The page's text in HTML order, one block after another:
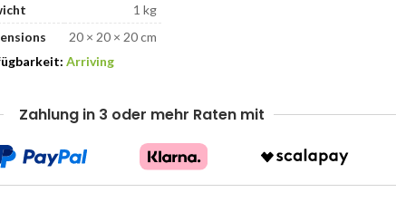
1 kg
20 × 20 × 20 cm
Arriving
Zahlung in 3 oder mehr Raten mit